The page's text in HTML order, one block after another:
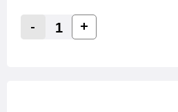
Decrease Quantity:
-
Increase Quantity:
+